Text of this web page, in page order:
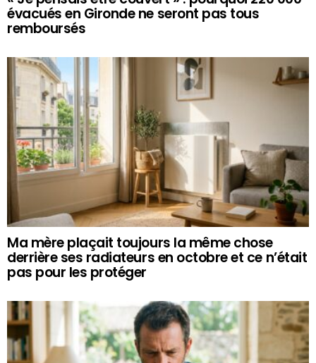
évacués en Gironde ne seront pas tous
remboursés
Ma mère plaçait toujours la même chose
derrière ses radiateurs en octobre et ce n’était
pas pour les protéger